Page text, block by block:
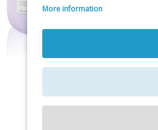
More information